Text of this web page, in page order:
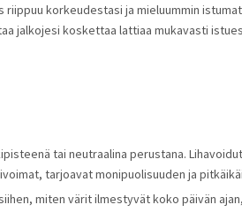
korkeudestasi ja mieluummin
jalkojesi koskettaa lattiaa mukavasti
tai neutraalina perustana.
tarjoavat monipuolisuuden ja
miten värit ilmestyvät koko päivän